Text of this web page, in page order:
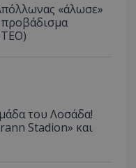
«άλωσε»
του Λοσάδα!
Stadion» και